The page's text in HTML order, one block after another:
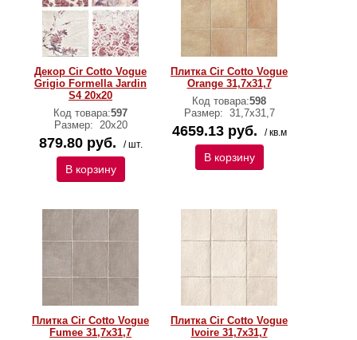
Декор Cir Cotto Vogue
Grigio Formella Jardin
S4 20х20
Код товара:597
Размер: 20х20
879.80 руб. / шт.
В корзину
Плитка Cir Cotto Vogue
Orange 31,7х31,7
Код товара:598
Размер: 31,7х31,7
4659.13 руб. / кв.м
В корзину
Плитка Cir Cotto Vogue
Fumee 31,7х31,7
Плитка Cir Cotto Vogue
Ivoire 31,7х31,7